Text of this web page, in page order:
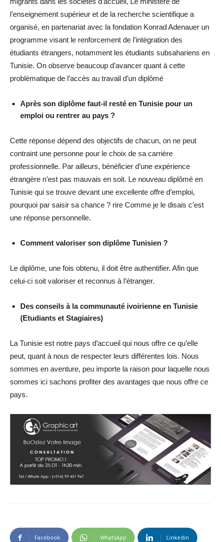
l’enseignement supérieur et de la recherche scientifique a
organisé, en partenariat avec la fondation Konrad Adenauer un
programme visant le renforcement de l’intégration des
étudiants étrangers, notamment les étudiants subsahariens en
Tunisie. On observe beaucoup d’avancer quant à cette
problématique de l’accès au travail d’un diplômé
Après son diplôme faut-il resté en Tunisie pour un
emploi ou rentrer au pays ?
Cette réponse dépend des objectifs de chacun, on ne peut
contraint une personne pour le choix de sa carrière
professionnelle. Par ailleurs, bénéficier d’une expérience
étrangère n’est pas mauvais en soit. Le nouveau diplômé en
Tunisie qui se trouve devant une excellente offre d’emploi,
pourquoi par saisir sa chance ? rire Comme je le disais c’est
une réponse personnelle.
Comment valoriser son diplôme Tunisien ?
Le diplôme, une fois obtenu, il doit être authentifier. Afin que
celui-ci soit valoriser et reconnus à l’étranger.
Des conseils à la communauté ivoirienne en Tunisie
(Etudiants et Stagiaires)
La Tunisie est notre pays d’accueil qui nous offre ce qu’elle
peut, quant à nous de respecter leurs différentes lois. Nous
sommes en aventure, peu importe la raison pour laquelle nous
sommes ici sachons profiter des avantages que nous offre ce
pays.
Facebook WhatsApp Linkedin